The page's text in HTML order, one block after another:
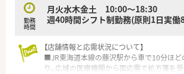
■お客様の健康で美しい暮らしをサポートす
含めたきめ細やかな対応を行っています。
の生活にも役立てられます。
勤務
時間
月火水木金土 10:00～18:30
週40時間シフト制勤務(原則1日実働
【店舗情報と応需状況について】
■JR東海道本線の藤沢駅から車で10分ほど
り、広域の医療機関から面応需で処方箋を受